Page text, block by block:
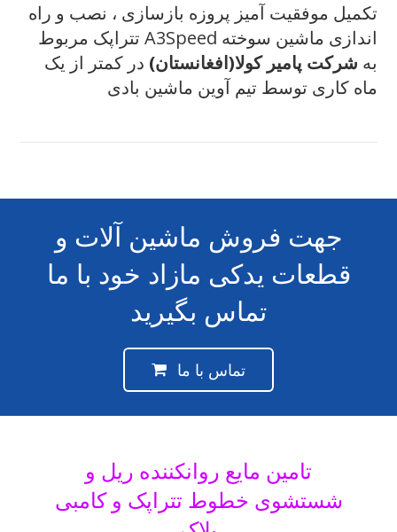
تکمیل موفقیت آمیز پروزه بازسازی ، نصب و راه
اندازی ماشین سوخته A3Speed تتراپک مربوط
به شرکت پامیر کولا(افغانستان) در کمتر از یک
ماه کاری توسط تیم آوین ماشین بادی
جهت فروش ماشین آلات و
قطعات یدکی مازاد خود با ما
تماس بگیرید
تماس با ما
تامین مایع روانکننده ریل و
شستشوی خطوط تتراپک و کامبی